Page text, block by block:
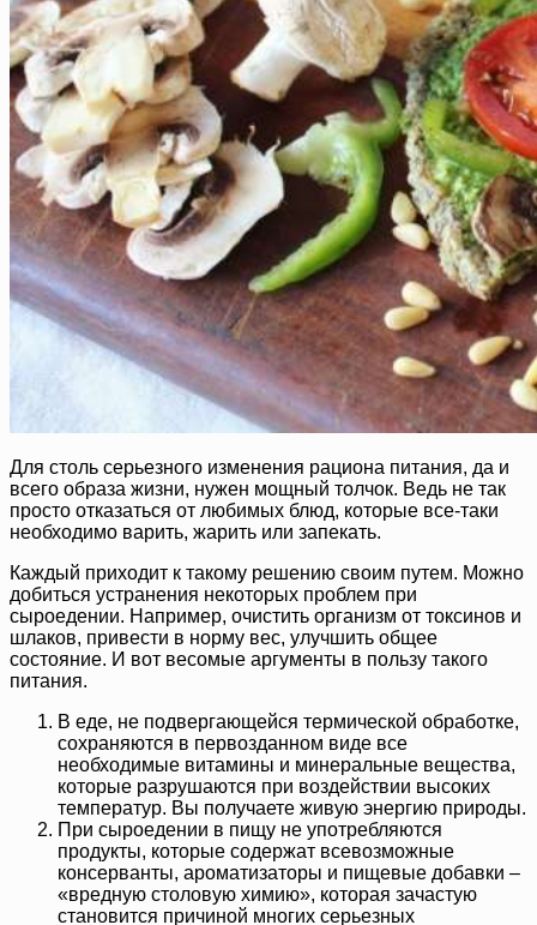
Для столь серьезного изменения рациона питания, да и
всего образа жизни, нужен мощный толчок. Ведь не так
просто отказаться от любимых блюд, которые все-таки
необходимо варить, жарить или запекать.
Каждый приходит к такому решению своим путем. Можно
добиться устранения некоторых проблем при
сыроедении. Например, очистить организм от токсинов и
шлаков, привести в норму вес, улучшить общее
состояние. И вот весомые аргументы в пользу такого
питания.
В еде, не подвергающейся термической обработке,
сохраняются в первозданном виде все
необходимые витамины и минеральные вещества,
которые разрушаются при воздействии высоких
температур. Вы получаете живую энергию природы.
При сыроедении в пищу не употребляются
продукты, которые содержат всевозможные
консерванты, ароматизаторы и пищевые добавки –
«вредную столовую химию», которая зачастую
становится причиной многих серьезных